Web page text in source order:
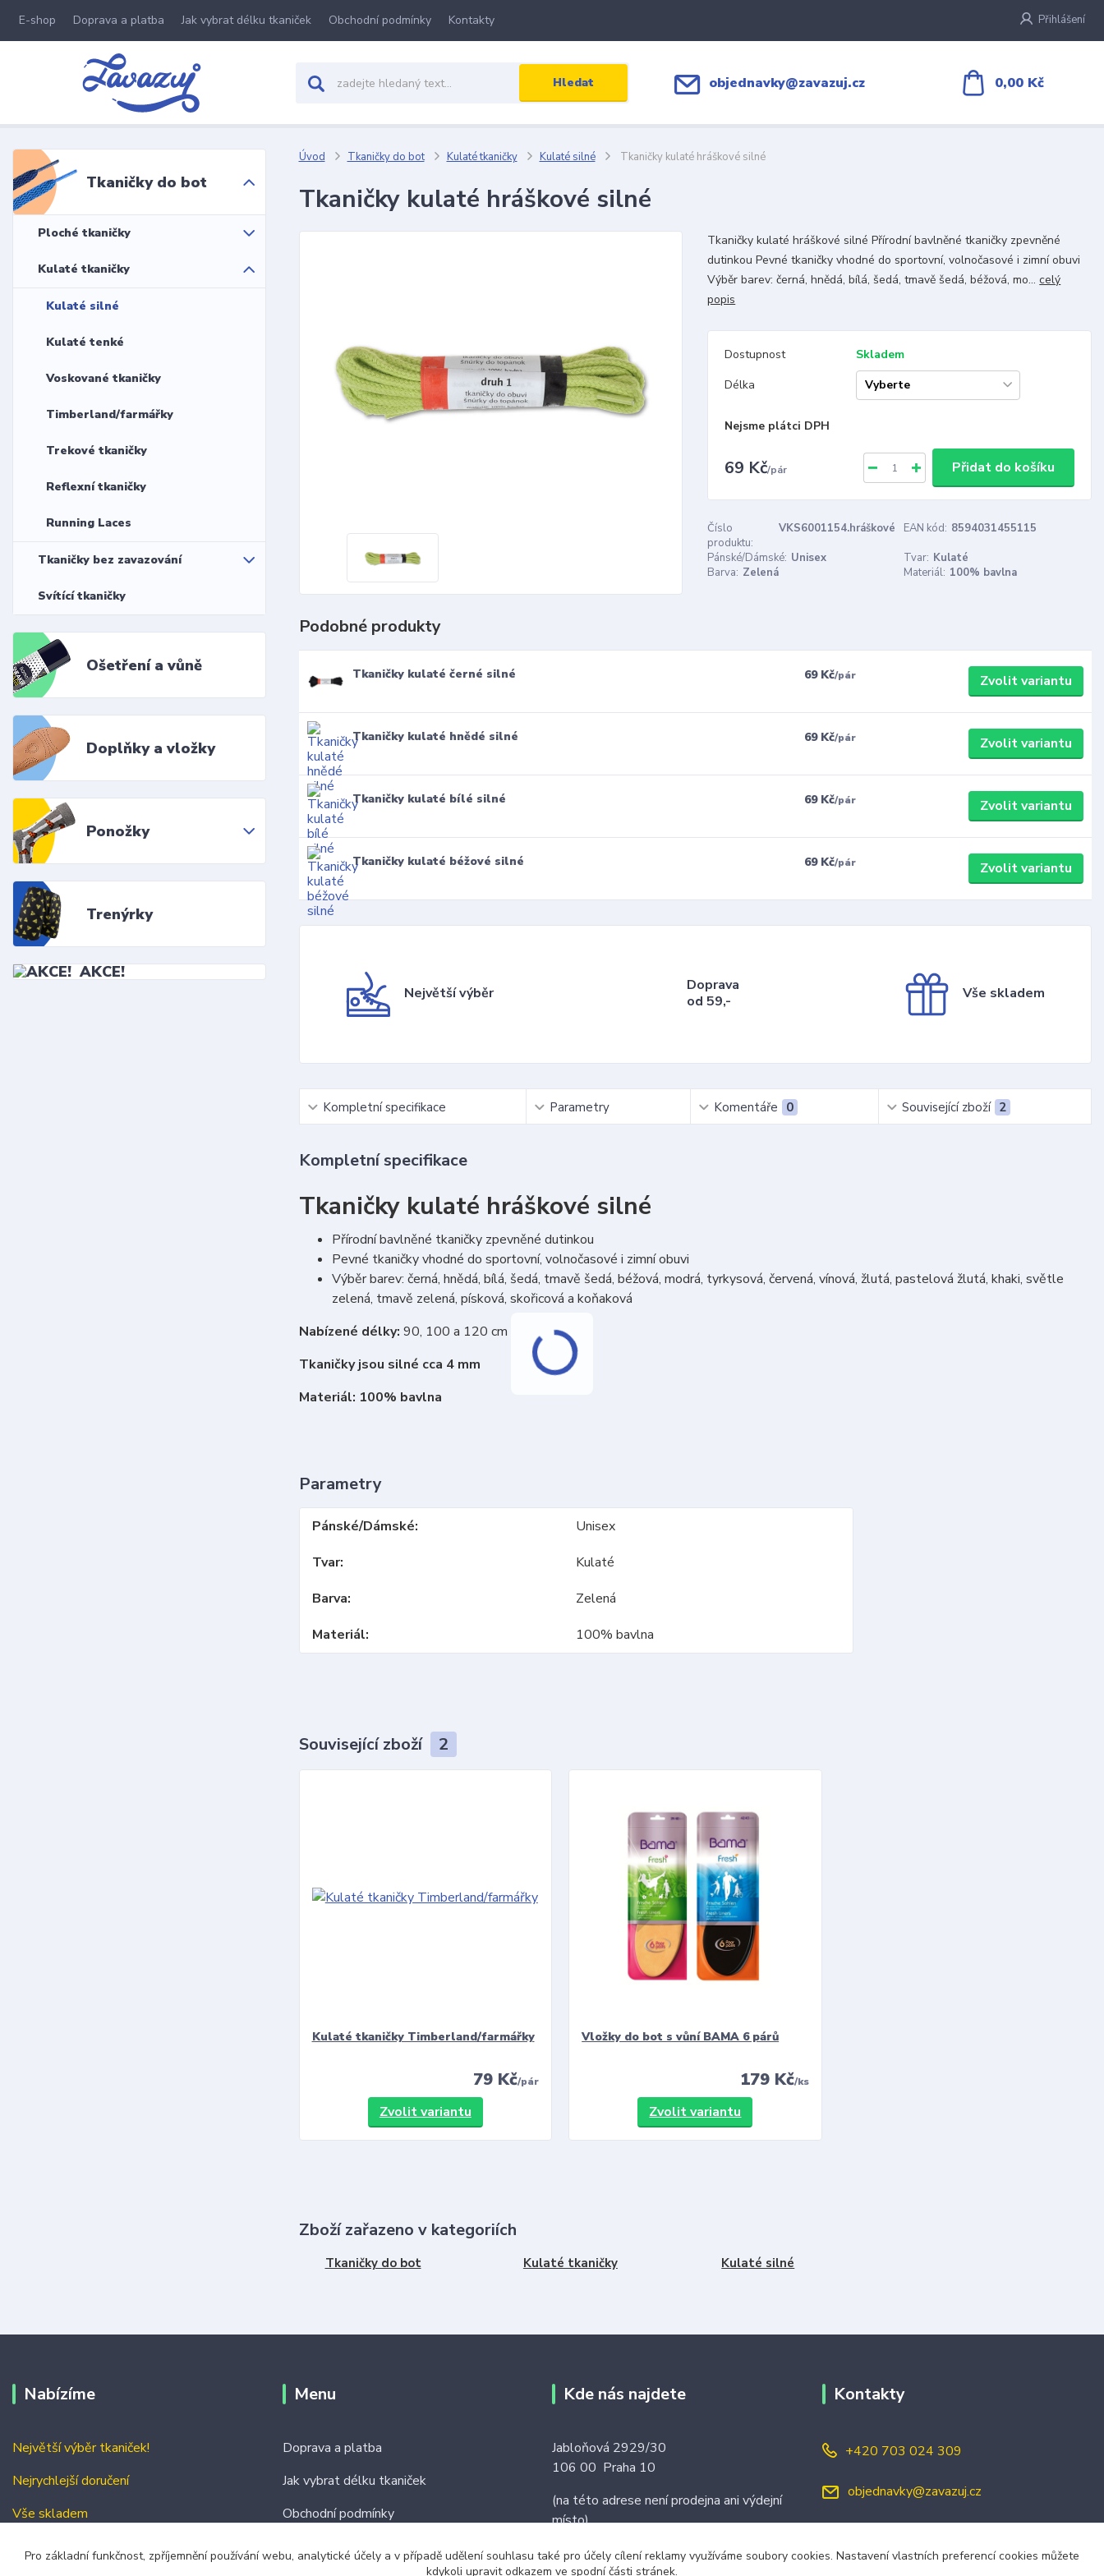
E-shop Doprava a platba Jak vybrat délku tkaniček Obchodní podmínky Kontakty Přihlášení
Hledat objednavky@zavazuj.cz 0,00 Kč
Tkaničky do bot
Ploché tkaničky
Kulaté tkaničky
Kulaté silné
Kulaté tenké
Voskované tkaničky
Timberland/farmářky
Trekové tkaničky
Reflexní tkaničky
Running Laces
Tkaničky bez zavazování
Svítící tkaničky
Ošetření a vůně
Doplňky a vložky
Ponožky
Trenýrky
AKCE!
Úvod Tkaničky do bot Kulaté tkaničky Kulaté silné Tkaničky kulaté hráškové silné
Tkaničky kulaté hráškové silné
Tkaničky kulaté hráškové silné Přírodní bavlněné tkaničky zpevněné
dutinkou Pevné tkaničky vhodné do sportovní, volnočasové i zimní obuvi
Výběr barev: černá, hnědá, bílá, šedá, tmavě šedá, béžová, mo...celý
popis
Dostupnost
Skladem
Délka
Nejsme plátci DPH
69 Kč/pár Přidat do košíku
Číslo
produktu:
VKS6001154.hráškové EAN kód: 8594031455115
Pánské/Dámské: Unisex Tvar: Kulaté
Barva: Zelená Materiál: 100% bavlna
Podobné produkty
Tkaničky kulaté černé silné 69 Kč/pár Zvolit variantu
Tkaničky kulaté hnědé silné 69 Kč/pár Zvolit variantu
Tkaničky kulaté bílé silné 69 Kč/pár Zvolit variantu
Tkaničky kulaté béžové silné 69 Kč/pár Zvolit variantu
Největší výběr
Doprava
od 59,-
Vše skladem
Kompletní specifikace Parametry Komentáře 0 Související zboží 2
Kompletní specifikace
Tkaničky kulaté hráškové silné
Přírodní bavlněné tkaničky zpevněné dutinkou
Pevné tkaničky vhodné do sportovní, volnočasové i zimní obuvi
Výběr barev: černá, hnědá, bílá, šedá, tmavě šedá, béžová, modrá, tyrkysová, červená, vínová, žlutá, pastelová žlutá, khaki, světle
zelená, tmavě zelená, písková, skořicová a koňaková
Nabízené délky: 90, 100 a 120 cm
Tkaničky jsou silné cca 4 mm
Materiál: 100% bavlna
Parametry
Pánské/Dámské
Unisex
Tvar
Kulaté
Barva
Zelená
Materiál
100% bavlna
Související zboží 2
Kulaté tkaničky Timberland/farmářky
79 Kč/pár
Zvolit variantu
Vložky do bot s vůní BAMA 6 párů
179 Kč/ks
Zvolit variantu
Zboží zařazeno v kategoriích
Tkaničky do bot Kulaté tkaničky Kulaté silné
Nabízíme
Největší výběr tkaniček!
Nejrychlejší doručení
Vše skladem
Menu
Doprava a platba
Jak vybrat délku tkaniček
Obchodní podmínky
Kde nás najdete
Jabloňová 2929/30
106 00 Praha 10
(na této adrese není prodejna ani výdejní
místo)
Kontakty
+420 703 024 309
objednavky@zavazuj.cz
Pro základní funkčnost, zpříjemnění používání webu, analytické účely a v případě udělení souhlasu také pro účely cílení reklamy využíváme soubory cookies. Nastavení vlastních preferencí cookies můžete
kdykoli upravit odkazem ve spodní části stránek.